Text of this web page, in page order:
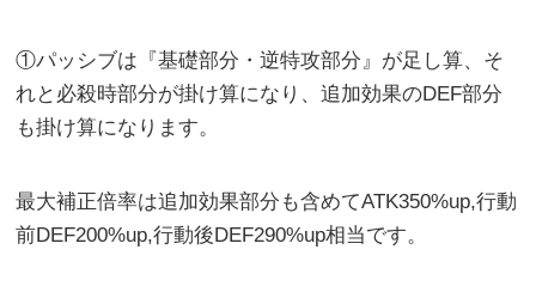
①パッシブは『基礎部分・逆特攻部分』が足し算、そ
れと必殺時部分が掛け算になり、追加効果のDEF部分
も掛け算になります。
最大補正倍率は追加効果部分も含めてATK350%up,行動
前DEF200%up,行動後DEF290%up相当です。